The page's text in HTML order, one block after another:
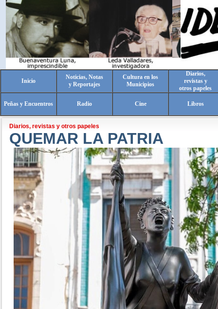
Inicio
Noticias, Notas
y Reportajes
Cultura en los
Municipios
Diarios,
revistas y
otros papeles
Peñas y Encuentros Radio Cine Libros
Diarios, revistas y otros papeles
QUEMAR LA PATRIA